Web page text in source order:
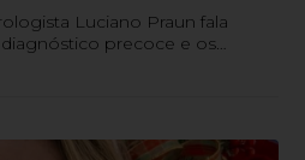
Luciano Praun fala
precoce e os